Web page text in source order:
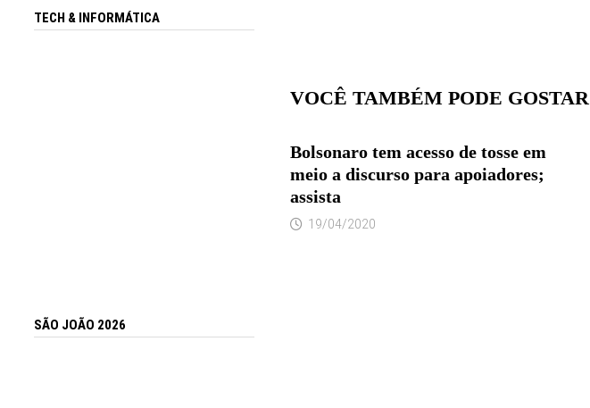
VOCÊ TAMBÉM PODE GOSTAR
Bolsonaro tem acesso de tosse em
meio a discurso para apoiadores;
assista
19/04/2020
TECH & INFORMÁTICA
SÃO JOÃO 2026